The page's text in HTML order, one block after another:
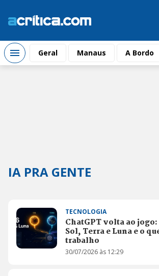
Geral Manaus A Bordo
IA PRA GENTE
TECNOLOGIA
ChatGPT volta ao
Sol, Terra e Luna e o
trabalho
30/07/2026 às 12:29